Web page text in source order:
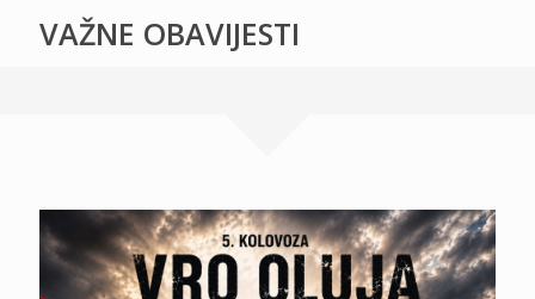
VAŽNE OBAVIJESTI